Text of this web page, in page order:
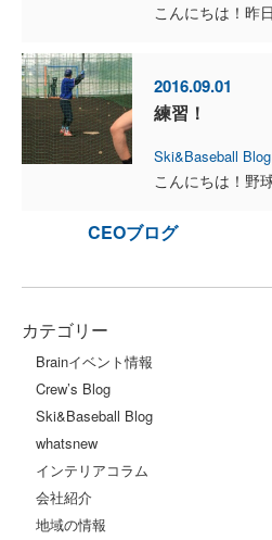
2016.09.01
練習！
Ski&Baseball Blog
CEOブログ
カテゴリー
Brainイベント情報
Crew’s Blog
Ski&Baseball Blog
whatsnew
インテリアコラム
会社紹介
地域の情報